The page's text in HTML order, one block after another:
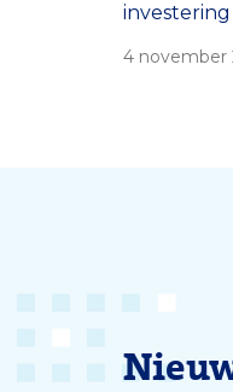
4 november